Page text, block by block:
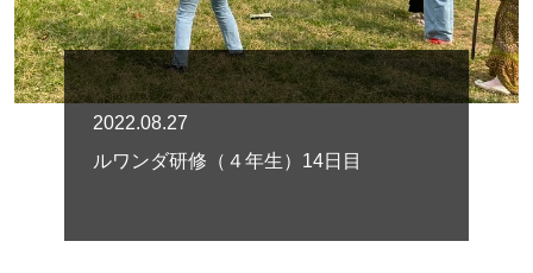
2022.08.27
ルワンダ研修（４年生）14日目